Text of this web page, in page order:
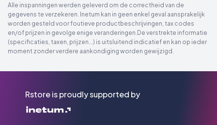
Alle inspanningen werden geleverd om de correctheid van de
gegevens te verzekeren. Inetum kan in geen enkel geval aansprakelijk
worden gesteld voor foutieve productbeschrijvingen, tax codes
en/of prijzen in gevolge enige veranderingen.De verstrekte informatie
(specificaties, taxen, prijzen...) is uitsluitend indicatief en kan op ieder
moment zonder verdere aankondiging worden gewijzigd.
Rstore is proudly supported by